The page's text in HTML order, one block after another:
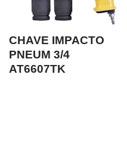
CHAVE IMPACTO
PNEUM 3/4
AT6607TK